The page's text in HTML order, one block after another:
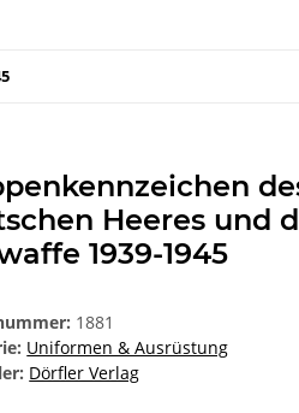
Heeres und
1939-1945
1881
Uniformen & Ausrüstung
Dörfler Verlag